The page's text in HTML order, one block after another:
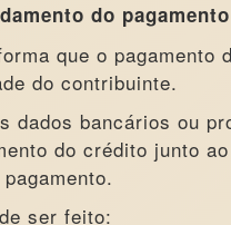
do pagamento
que o
do contribuinte.
dados bancários ou
do crédito junto
ser feito: